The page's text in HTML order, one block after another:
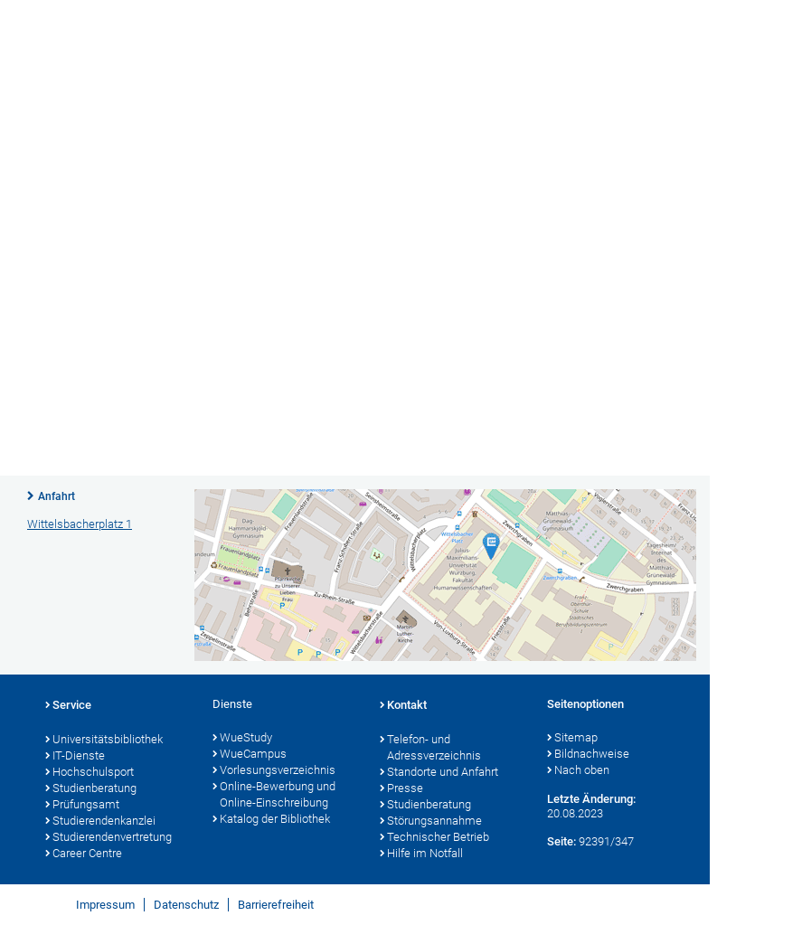
Anfahrt
Wittelsbacherplatz 1
Service
Universitätsbibliothek
IT-Dienste
Hochschulsport
Studienberatung
Prüfungsamt
Studierendenkanzlei
Studierendenvertretung
Career Centre
Dienste
WueStudy
WueCampus
Vorlesungsverzeichnis
Online-Bewerbung und
Online-Einschreibung
Katalog der Bibliothek
Kontakt
Telefon- und
Adressverzeichnis
Standorte und Anfahrt
Presse
Studienberatung
Störungsannahme
Technischer Betrieb
Hilfe im Notfall
Seitenoptionen
Sitemap
Bildnachweise
Nach oben
Letzte Änderung:
20.08.2023
Seite: 92391/347
Impressum Datenschutz Barrierefreiheit